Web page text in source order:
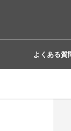
よくある質